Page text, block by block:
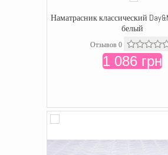
Наматрасник классический
белый
Отзывов 0
1 086 грн